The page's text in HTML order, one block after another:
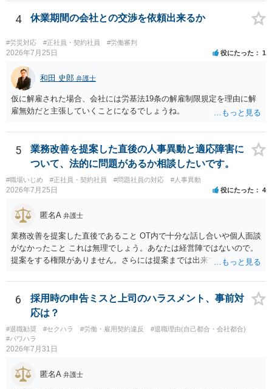
ものの、重い懲戒処分の対象には十分なり得ます。 名誉や評価の回復
については、会社側に「部下の不正行為による情報漏洩」と正式に認
定させ、誤認した他部署への適切なフォローや周知を求めるのが有効
です。 あるいは、懲戒があったことを社内で周知される手続があるの
ならば、それにより軽微ながら回復はできるかもしれません。 さらに
個人としても、相手に対してプライバシー侵害等に基づく損害賠償
（慰謝料）を請求する選択肢がありえます（ただし、金額は多額にな
らない可能性があります。）。
4 休業期間の会社との交渉を依頼出来るか
#労災対応 #正社員・契約社員 #労働審判
2026年7月25日 役にたった 1
和田 史郎 弁護士
仮に解雇された場合、会社には労基法19条の解雇制限規定を理由に解
雇無効だと主張していくことになるでしょうね。
5
業務改善を提案した直後の人事異動と適応障害に
ついて、法的に問題があるか相談したいです。
#職場いじめ #正社員・契約社員 #問題社員の対応 #人事異動
2026年7月25日 役にたった 4
匿名A 弁護士
業務改善を提案した直後であること OT内で十分な話し合いや個人面談
がなかったこと これは無理でしょう。あなたは経営陣ではないので。
提案をする権限がありません。さらには提案までは出来ても、会社が
況を報告する義務もありません。 権限がないことをして、相手が応じ
ないのは当然で、それで適応障害になっても、そもそも相手は適法で
すので、対応は難しいでしょう。
6
採用時の申告ミスと上司のハラスメント、事前対
応は？
#退職勧奨 #セクハラ #労働・雇用契約違反
#退職理由(自己都合・会社都合)
#パワハラ
2026年7月31日
匿名A 弁護士